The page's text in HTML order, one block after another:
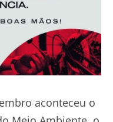
aconteceu o